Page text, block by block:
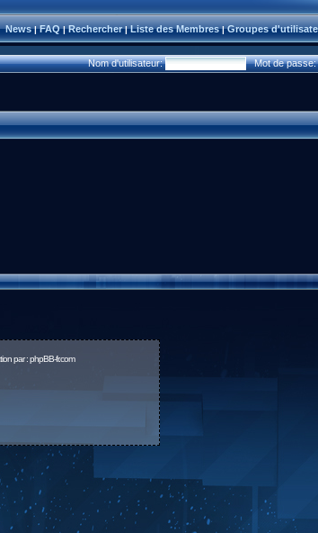
News|FAQ|Rechercher|Liste des Membres|Groupes
Nom d'utilisateur: Mot de passe:
par :phpBB-fr.com